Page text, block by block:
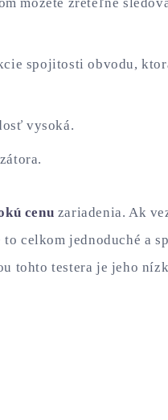
spojitosti obvodu,
vysoká.
cenu zariadenia. Ak
celkom jednoduché a
tohto testera je jeho